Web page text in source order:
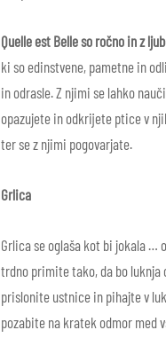
Quelle est Belle so ročno in z
ki so edinstvene, pametne in
in odrasle. Z njimi se lahko
opazujete in odkrijete ptice v
ter se z njimi pogovarjate.
Grlica
Grlica se oglaša kot bi jokala …
trdno primite tako, da bo luknja
prislonite ustnice in pihajte v
pozabite na kratek odmor med